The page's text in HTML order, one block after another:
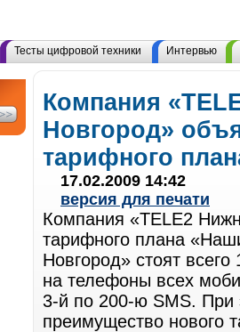
Тесты цифровой техники Интервью
Компания
Новгород»
тарифного
17.02.2009 14:42
версия для печати
Компания «TELE2
тарифного плана
Новгород» стоят
на телефоны всех
3-й по 200-ю SMS. При
преимущество нового